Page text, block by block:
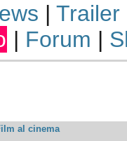
| Trailer
| Forum |
al cinema